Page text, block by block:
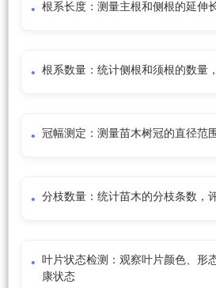
根系长度：测量主根和侧根的延伸
根系数量：统计侧根和须根的数量
冠幅测定：测量苗木树冠的直径范
分枝数量：统计苗木的分枝条数，
叶片状态检测：观察叶片颜色、形
康状态